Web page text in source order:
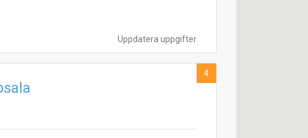
Uppdatera uppgifter
4